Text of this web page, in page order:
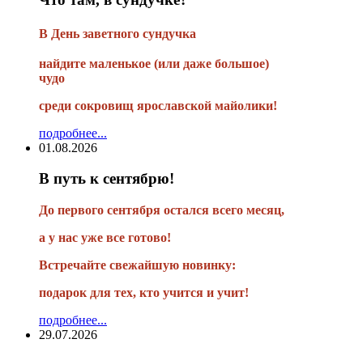
В День заветного сундучка
найдите маленькое (или даже большое)
чудо
среди сокровищ ярославской майолики!
подробнее...
01.08.2026
В путь к сентябрю!
До первого сентября остался всего месяц,
а у нас уже все готово!
Встречайте свежайшую новинку:
подарок для тех, кто учится и учит!
подробнее...
29.07.2026